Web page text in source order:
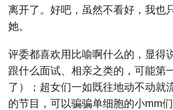
离开了。好吧，虽然不看好，我也
她。
评委都喜欢用比喻啊什么的，显得
跟什么面试、相亲之类的，可能第
了）；超女们一如既往地动不动就
的节目，可以骗骗单细胞的小mm们